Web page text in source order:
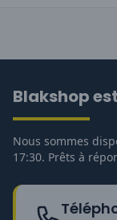
Blakshop
Nous sommes
17:30. Prêts à